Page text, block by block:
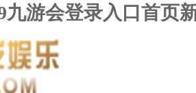
九游会登录入口首页